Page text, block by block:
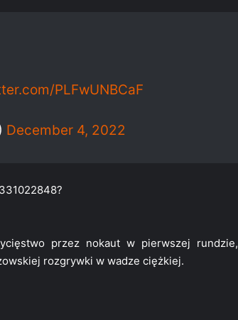
PLFwUNBCaF
December 4, 2022
przez nokaut w pierwszej rundzie,
rozgrywki w wadze ciężkiej.